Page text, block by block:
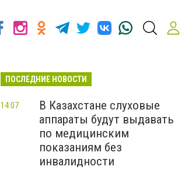
ПОСЛЕДНИЕ НОВОСТИ
В Казахстане слуховые
аппараты будут выдавать
по медицинским
показаниям без
инвалидности
14:07